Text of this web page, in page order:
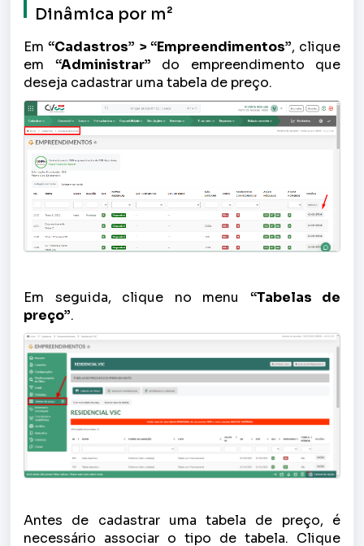
Dinâmica por m²
Em“Cadastros” > “Empreendimentos”, clique
em “Administrar” do empreendimento que
deseja cadastrar uma tabela de preço.
Em seguida, clique no menu “Tabelas de
preço”.
Antes de cadastrar uma tabela de preço, é
necessário associar o tipo de tabela. Clique